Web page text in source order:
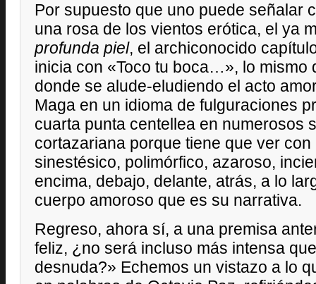
Por supuesto que uno puede señalar
una rosa de los vientos erótica, el ya
profunda piel, el archiconocido
inicia con «Toco tu boca…», lo mismo
donde se alude-eludiendo el acto
Maga en un idioma de fulguraciones
cuarta punta centellea en numerosos
cortazariana porque tiene que ver
sinestésico, polimórfico, azaroso,
encima, debajo, delante, atrás, a lo
cuerpo amoroso que es su narrativa.
Regreso, ahora sí, a una premisa
feliz, ¿no será incluso más intensa
desnuda?» Echemos un vistazo a lo